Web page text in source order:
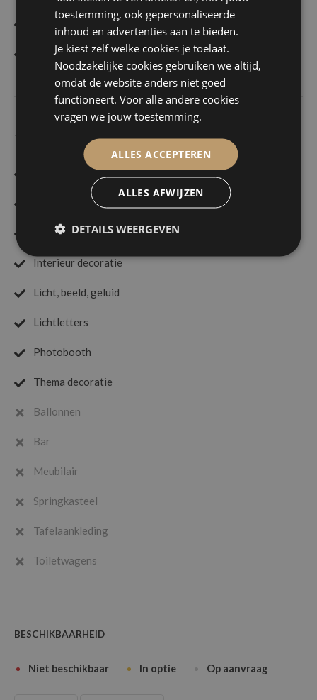
Vergadering
TYPE
Audio gastenboek
Bloemen en planten
Buiten decoratie
Interieur decoratie
Licht, beeld, geluid
Lichtletters
Photobooth
Thema decoratie
Ballonnen
Bar
Meubilair
Springkasteel
Tafelaankleding
Toiletwagens
BESCHIKBAARHEID
Niet beschikbaar In optie Op aanvraag
toestemming, ook gepersonaliseerde
inhoud en advertenties aan te bieden.
Je kiest zelf welke cookies je toelaat.
Noodzakelijke cookies gebruiken we altijd,
omdat de website anders niet goed
functioneert. Voor alle andere cookies
vragen we jouw toestemming.
ALLES ACCEPTEREN
ALLES AFWIJZEN
DETAILS WEERGEVEN